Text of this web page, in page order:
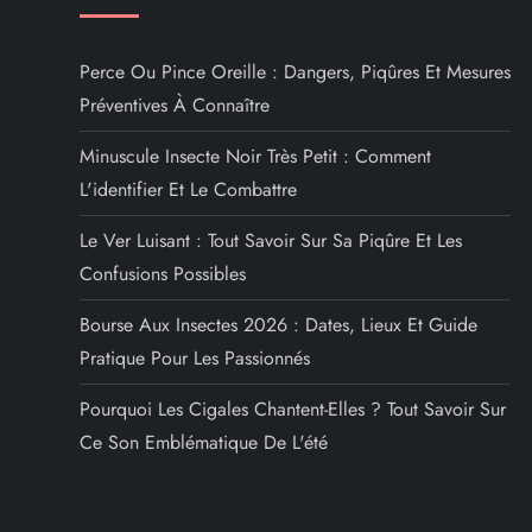
Perce Ou Pince Oreille : Dangers, Piqûres Et Mesures
Préventives À Connaître
Minuscule Insecte Noir Très Petit : Comment
L'identifier Et Le Combattre
Le Ver Luisant : Tout Savoir Sur Sa Piqûre Et Les
Confusions Possibles
Bourse Aux Insectes 2026 : Dates, Lieux Et Guide
Pratique Pour Les Passionnés
Pourquoi Les Cigales Chantent-Elles ? Tout Savoir Sur
Ce Son Emblématique De L'été